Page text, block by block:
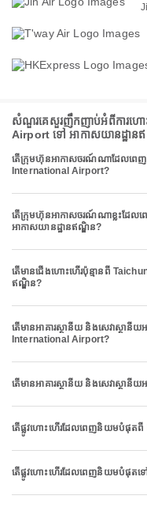
សំណួរគេសួរញឹកញាប់អំពីការហោ
Airport ទៅ អាកាសយានដ្ឋាន
តើក្រុមហ៊ុនអាកាសចរណ៍ណាដែលពេញ
International Airport?
តើក្រុមហ៊ុនអាកាសចរណ៍ណាខ្លះដែល
អាកាសយានដ្ឋានឥណ្ឌិន?
តើមានជើងហោះហើរប៉ុន្មានពី
ឥណ្ឌិន?
តើមានអាគារស្ថានីយ និងសេវាស្ថានីយ
International Airport?
តើមានអាគារស្ថានីយ និងសេវាស្ថានីយ
តើផ្លូវហោះហើរដែលពេញនិយមបំផុតពី
តើផ្លូវហោះហើរដែលពេញនិយមបំផុតទៅ